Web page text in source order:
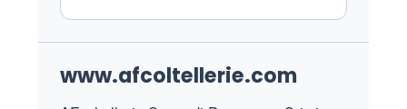
www.afcoltellerie.com